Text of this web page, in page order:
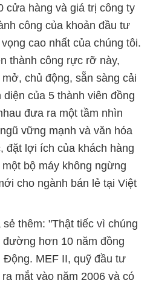
cửa hàng và giá trị công ty
công của khoản đầu tư
cao nhất của chúng tôi.
thành công rực rỡ này,
chủ động, sẵn sàng cải
của 5 thành viên đồng
đưa ra một tầm nhìn
vững mạnh và văn hóa
đặt lợi ích của khách hàng
bộ máy không ngừng
cho ngành bán lẻ tại Việt
thêm: "Thật tiếc vì chúng
hơn 10 năm đồng
Động. MEF II, quỹ đầu tư
mắt vào năm 2006 và có